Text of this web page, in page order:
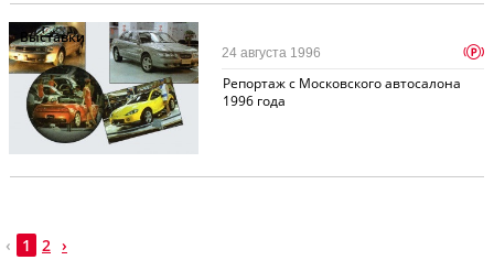
Выставки
Репортаж с Московского автосалона
1996 года
24 августа 1996 p
‹ 1 2 ›